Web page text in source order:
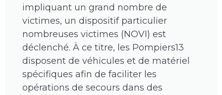
impliquant un grand nombre de
victimes, un dispositif particulier
nombreuses victimes (NOVI) est
déclenché. À ce titre, les Pompiers13
disposent de véhicules et de matériel
spécifiques afin de faciliter les
opérations de secours dans des